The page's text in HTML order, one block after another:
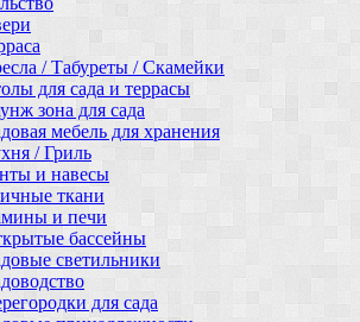
/ Табуреты / Скамейки
для сада и террасы
зона для сада
мебель для хранения
/ Гриль
и навесы
ткани
и печи
бассейны
светильники
для сада